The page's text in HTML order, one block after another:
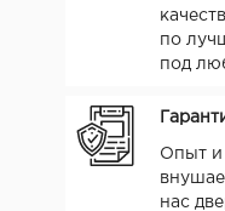
по
под
Опыт и
нас